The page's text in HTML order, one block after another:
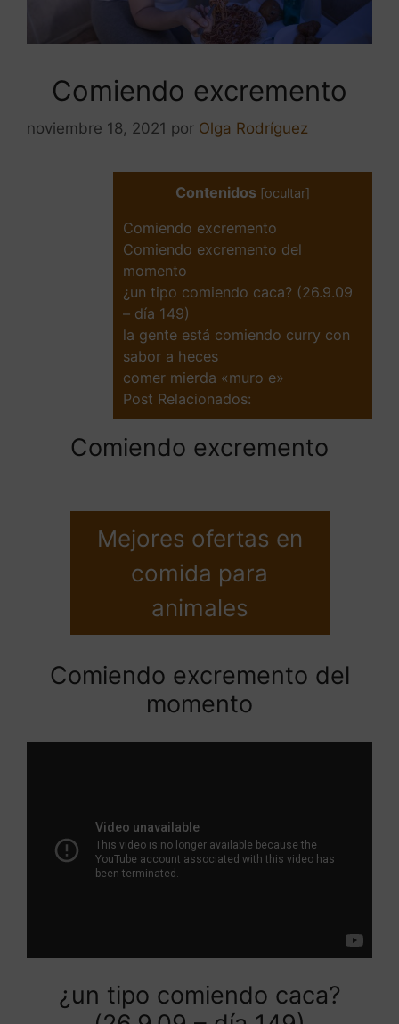
Comiendo excremento
noviembre 18, 2021 por Olga Rodríguez
Contenidos [ocultar]
Comiendo excremento
Comiendo excremento del
momento
¿un tipo comiendo caca? (26.9.09
– día 149)
la gente está comiendo curry con
sabor a heces
comer mierda «muro e»
Post Relacionados:
Comiendo excremento
Mejores ofertas en
comida para
animales
Comiendo excremento del
momento
¿un tipo comiendo caca?